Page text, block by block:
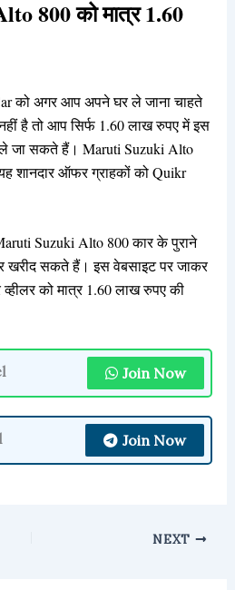
800 को मात्र 1.60
को अगर आप अपने घर ले जाना चाहते
है तो आप सिर्फ 1.60 लाख रुपए में इस
जा सकते हैं। ‌Maruti Suzuki Alto
शानदार ऑफर ग्राहकों को Quikr
Suzuki Alto 800 कार के पुराने
खरीद सकते हैं। इस वेबसाइट पर जाकर
को मात्र 1.60 लाख रुपए की
Join Now
Join Now
NEXT